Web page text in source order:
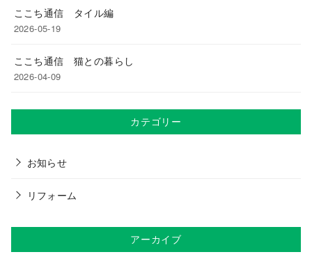
ここち通信 タイル編
2026-05-19
ここち通信 猫との暮らし
2026-04-09
カテゴリー
お知らせ
リフォーム
アーカイブ